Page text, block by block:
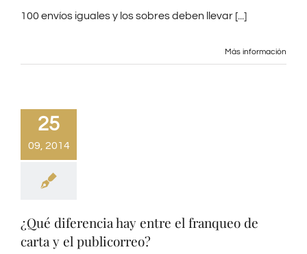
100 envíos iguales y los sobres deben llevar [...]
Más información
25
09, 2014
¿Qué diferencia hay entre el franqueo de
carta y el publicorreo?